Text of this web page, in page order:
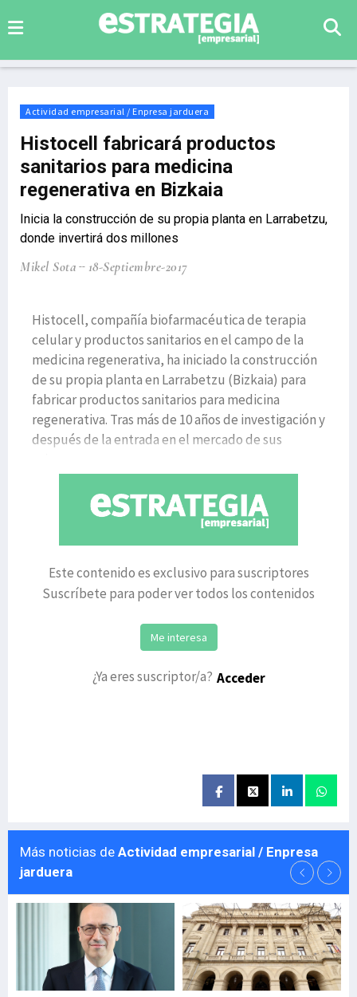
Actividad empresarial / Enpresa jarduera
Histocell fabricará productos
sanitarios para medicina
regenerativa en Bizkaia
Inicia la construcción de su propia planta en Larrabetzu,
donde invertirá dos millones
Mikel Sota 18-Septiembre-2017
Histocell, compañía biofarmacéutica de terapia
celular y productos sanitarios en el campo de la
medicina regenerativa, ha iniciado la construcción
de su propia planta en Larrabetzu (Bizkaia) para
fabricar productos sanitarios para medicina
regenerativa. Tras más de 10 años de investigación y
después de la entrada en el mercado de sus
Este contenido es exclusivo para suscriptores
Suscríbete para poder ver todos los contenidos
Me interesa
¿Ya eres suscriptor/a? Acceder
Más noticias de Actividad empresarial / Enpresa
jarduera